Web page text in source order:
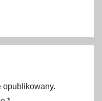
opublikowany.